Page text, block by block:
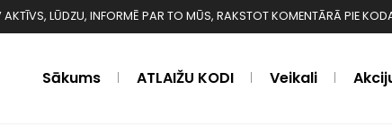
AKTĪVS, LŪDZU, INFORMĒ PAR TO MŪS, RAKSTOT KOMENTĀRĀ PIE KODA
Sākums ATLAIŽU KODI Veikali